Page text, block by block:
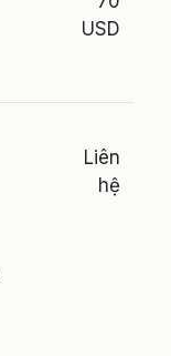
USD
Liên
hệ